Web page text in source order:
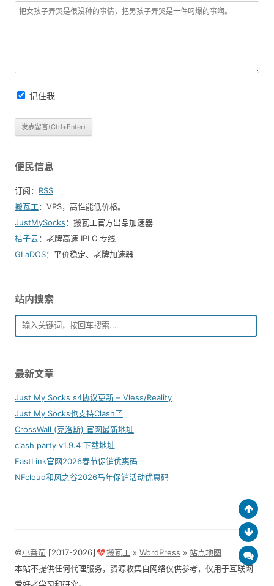
记住我
便民信息
订阅： RSS
搬瓦工：VPS，高性能低价格。️
JustMySocks：搬瓦工官方出品加速器
桔子云：老牌高速 IPLC 专线
GLaDOS：平价稳定、老牌加速器
站内搜索
最新文章
Just My Socks s4协议更新 – Vless/Reality
Just My Socks也支持Clash了
CrossWall (克洛斯) 官网最新地址
clash party v1.9.4 下载地址
FastLink官网2026春节促销优惠码
NFcloud和风之谷2026马年促销活动优惠码
©小番茄 ⌈2017-2026⌋ 搬瓦工 »WordPress »站点地图
本站不提供任何代理服务，资源收集自网络仅供参考，仅用于互联网